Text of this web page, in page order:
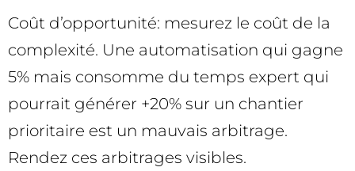
Coût d’opportunité: mesurez le coût de la
complexité. Une automatisation qui gagne
5% mais consomme du temps expert qui
pourrait générer +20% sur un chantier
prioritaire est un mauvais arbitrage.
Rendez ces arbitrages visibles.